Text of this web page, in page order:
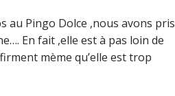
au Pingo Dolce ,nous avons pris
En fait ,elle est à pas loin de
mème qu’elle est trop